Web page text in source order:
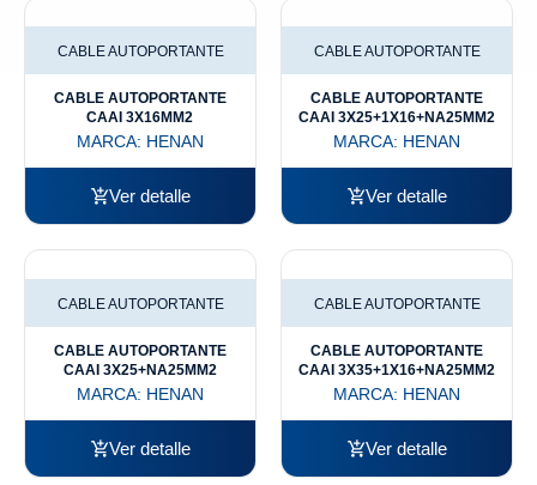
CABLE AUTOPORTANTE
CABLE AUTOPORTANTE
CAAI 3X16MM2
MARCA: HENAN
Ver detalle
CABLE AUTOPORTANTE
CABLE AUTOPORTANTE
CAAI 3X25+1X16+NA25MM2
MARCA: HENAN
Ver detalle
CABLE AUTOPORTANTE
CABLE AUTOPORTANTE
CAAI 3X25+NA25MM2
MARCA: HENAN
Ver detalle
CABLE AUTOPORTANTE
CABLE AUTOPORTANTE
CAAI 3X35+1X16+NA25MM2
MARCA: HENAN
Ver detalle